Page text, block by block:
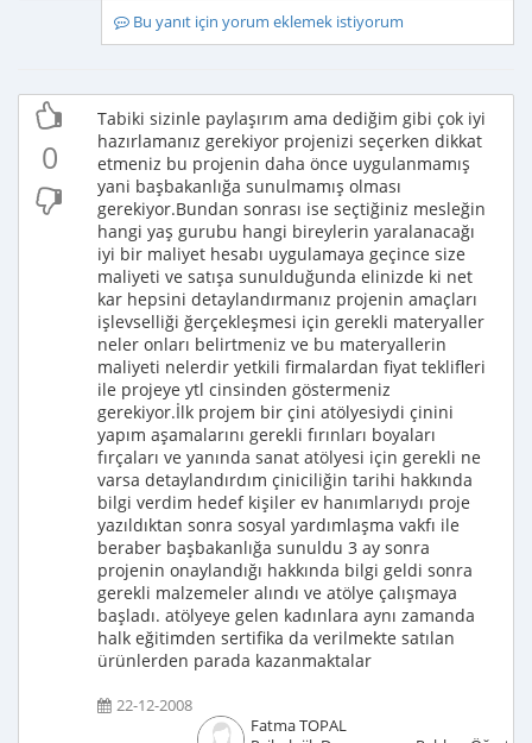
Bu yanıt için yorum eklemek istiyorum
0
Tabiki sizinle paylaşırım ama dediğim gibi çok iyi
hazırlamanız gerekiyor projenizi seçerken dikkat
etmeniz bu projenin daha önce uygulanmamış
yani başbakanlığa sunulmamış olması
gerekiyor.Bundan sonrası ise seçtiğiniz mesleğin
hangi yaş gurubu hangi bireylerin yaralanacağı
iyi bir maliyet hesabı uygulamaya geçince size
maliyeti ve satışa sunulduğunda elinizde ki net
kar hepsini detaylandırmanız projenin amaçları
işlevselliği ğerçekleşmesi için gerekli materyaller
neler onları belirtmeniz ve bu materyallerin
maliyeti nelerdir yetkili firmalardan fiyat teklifleri
ile projeye ytl cinsinden göstermeniz
gerekiyor.İlk projem bir çini atölyesiydi çinini
yapım aşamalarını gerekli fırınları boyaları
fırçaları ve yanında sanat atölyesi için gerekli ne
varsa detaylandırdım çiniciliğin tarihi hakkında
bilgi verdim hedef kişiler ev hanımlarıydı proje
yazıldıktan sonra sosyal yardımlaşma vakfı ile
beraber başbakanlığa sunuldu 3 ay sonra
projenin onaylandığı hakkında bilgi geldi sonra
gerekli malzemeler alındı ve atölye çalışmaya
başladı. atölyeye gelen kadınlara aynı zamanda
halk eğitimden sertifika da verilmekte satılan
ürünlerden parada kazanmaktalar
22-12-2008
Fatma TOPAL